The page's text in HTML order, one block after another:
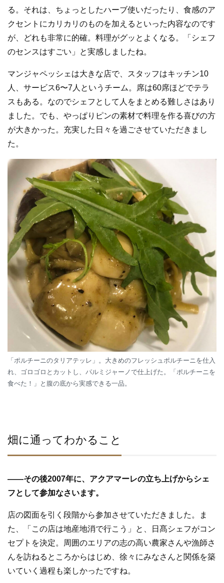
る。それは、ちょっとしたハーブ使いだったり、食感のア
クセントにカリカリのものを加えるといった内容なのです
が、どれも非常に的確。料理がグッとよくなる。「シェフ
のセンスはすごい」と実感しましたね。
マンジャペッシェは大きな店で、スタッフはキッチン10
人、サービス6〜7人というチーム。席は60席ほどでテラ
スもある。なのでシェフとして人をまとめる難しさはあり
ました。でも、やっぱりピンの素材で料理を作る喜びの方
が大きかった。充実した日々を過ごさせていただきまし
た。
「ポルチーニのタリアテッレ」。大きめのフレッシュポルチーニを仕入
れ、ゴロゴロとカットし、パルミジャーノで仕上げた。「ポルチーニを
食べた！」と腹の底から実感できる一品。
畑に通ってわかること
——その後2007年に、アクアマーレの立ち上げからシェ
フとして参加なさいます。
店の図面を引く段階から参加させていただきました。ま
た、「この店は地産地消で行こう」と、日髙シェフがコン
セプトを決定。周囲のエリアの志の高い農家さんや漁師さ
んを訪ねるところからはじめ、徐々にみなさんと関係を築
いていく過程も楽しかったですね。